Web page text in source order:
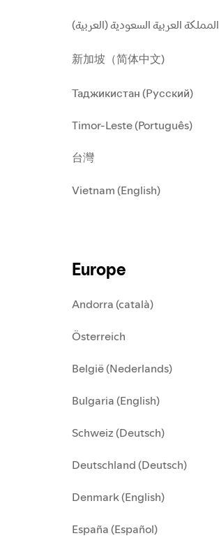
المملكة العربية السعودية (العربية)
新加坡（简体中文)
Таджикистан (Русский)
Timor-Leste (Português)
台灣
Vietnam (English)
Europe
Andorra (català)
Österreich
België (Nederlands)
Bulgaria (English)
Schweiz (Deutsch)
Deutschland (Deutsch)
Denmark (English)
España (Español)